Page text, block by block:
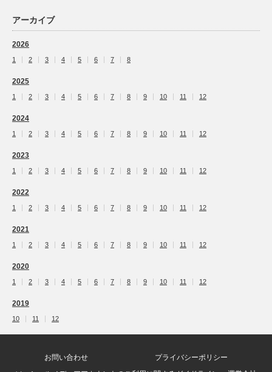
アーカイブ
2026
1 2 3 4 5 6 7 8
2025
1 2 3 4 5 6 7 8 9 10 11 12
2024
1 2 3 4 5 6 7 8 9 10 11 12
2023
1 2 3 4 5 6 7 8 9 10 11 12
2022
1 2 3 4 5 6 7 8 9 10 11 12
2021
1 2 3 4 5 6 7 8 9 10 11 12
2020
1 2 3 4 5 6 7 8 9 10 11 12
2019
10 11 12
お問い合わせ
プライバシーポリシー